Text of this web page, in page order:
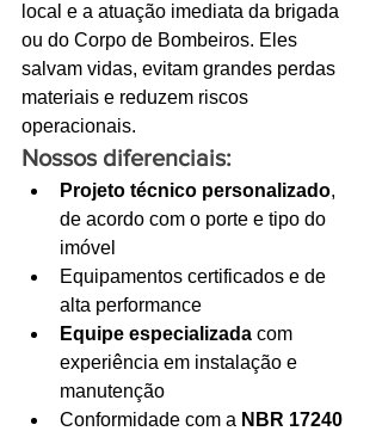
local e a atuação imediata da brigada
ou do Corpo de Bombeiros. Eles
salvam vidas, evitam grandes perdas
materiais e reduzem riscos
operacionais.
Nossos diferenciais:
Projeto técnico personalizado,
de acordo com o porte e tipo do
imóvel
Equipamentos certificados e de
alta performance
Equipe especializada com
experiência em instalação e
manutenção
Conformidade com a NBR 17240